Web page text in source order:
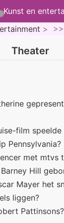
Kunst en
> >>
Theater
film
Pennsylvania?
met mtvs
Hill
Mayer het
liggen?
Pattinsons?